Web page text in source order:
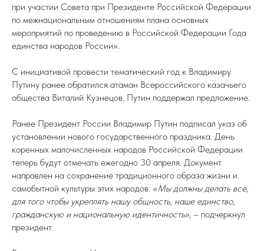
при участии Совета при Президенте Российской Федерации
по межнациональным отношениям плана основных
мероприятий по проведению в Российской Федерации Года
единства народов России».
С инициативой провести тематический год к Владимиру
Путину ранее обратился атаман Всероссийского казачьего
общества Виталий Кузнецов. Путин поддержал предложение.
Ранее Президент России Владимир Путин подписал указ об
установлении нового государственного праздника. День
коренных малочисленных народов Российской Федерации
теперь будут отмечать ежегодно 30 апреля. Документ
направлен на сохранение традиционного образа жизни и
самобытной культуры этих народов. «Мы должны делать все,
для того чтобы укреплять нашу общность, наше единство,
гражданскую и национальную идентичность», – подчеркнул
президент.